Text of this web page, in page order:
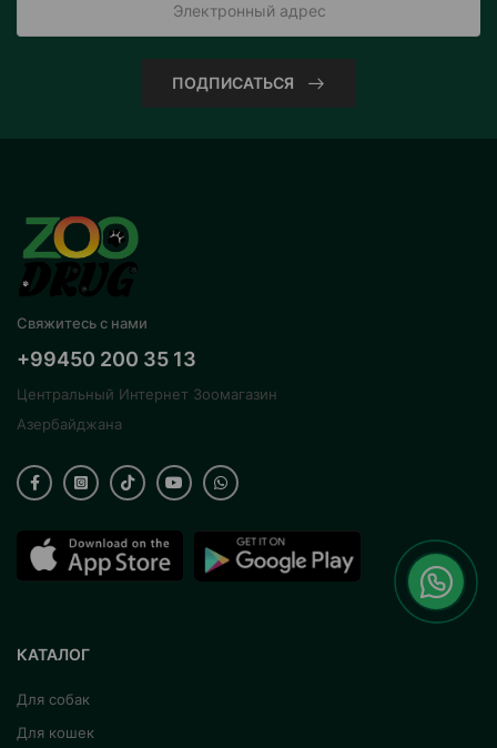
ПОДПИСАТЬСЯ
Свяжитесь с нами
+99450 200 35 13
Центральный Интернет Зоомагазин
Азербайджана
КАТАЛОГ
Для собак
Для кошек